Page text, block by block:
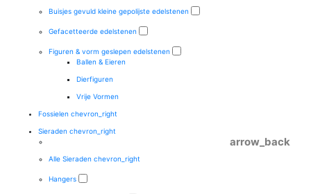
Buisjes gevuld kleine gepolijste edelstenen
Gefacetteerde edelstenen
Figuren & vorm geslepen edelstenen
Ballen & Eieren
Dierfiguren
Vrije Vormen
Fossielen chevron_right
Sieraden chevron_right
arrow_back
Alle Sieraden chevron_right
Hangers